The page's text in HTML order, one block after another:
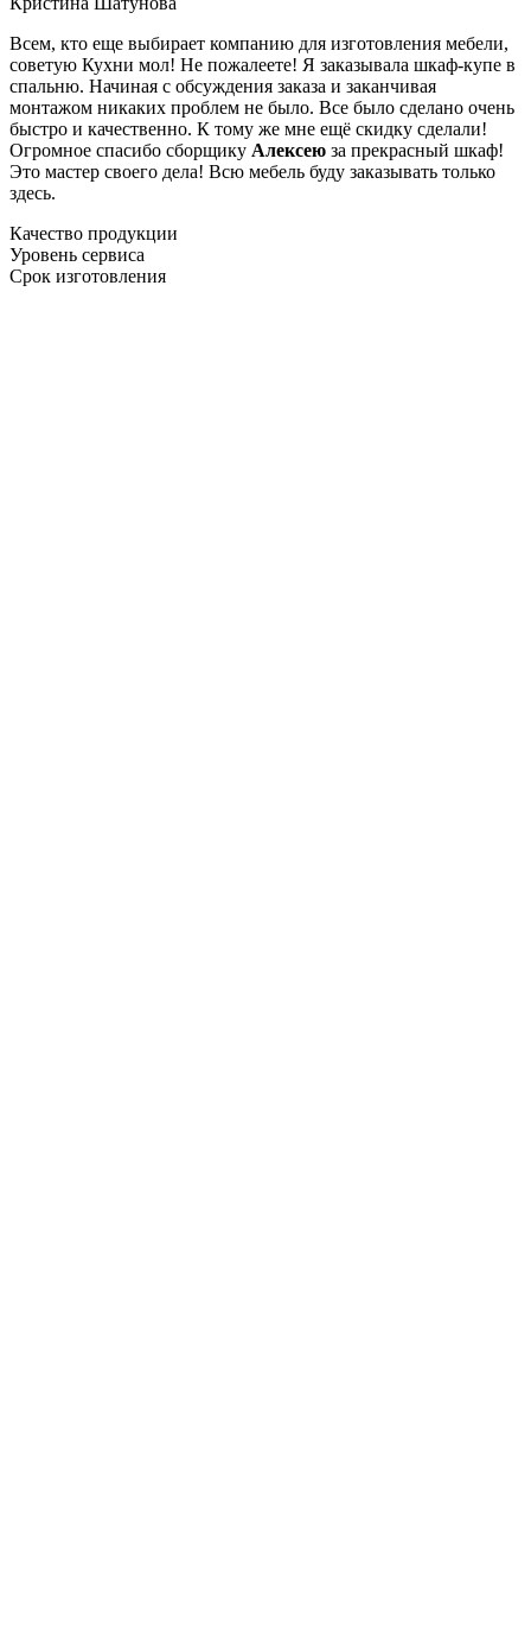
Всем, кто еще выбирает компанию для изготовления мебели,
советую Кухни мол! Не пожалеете! Я заказывала шкаф-купе в
спальню. Начиная с обсуждения заказа и заканчивая
монтажом никаких проблем не было. Все было сделано очень
быстро и качественно. К тому же мне ещё скидку сделали!
Огромное спасибо сборщику Алексею за прекрасный шкаф!
Это мастер своего дела! Всю мебель буду заказывать только
здесь.
Качество продукции
Уровень сервиса
Срок изготовления